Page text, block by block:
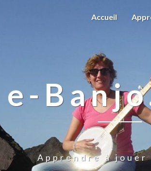
Accueil
e-
Apprendre à jouer